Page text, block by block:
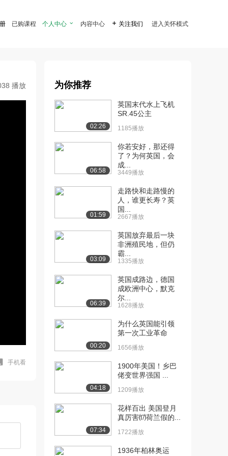
已购课程 个人中心  内容中心  关注我们 进入关怀模式
播放
手机看
为你推荐
02:26
英国末代水上飞机
SR.45公主
1185播放
06:58
你若安好，那还得
了？为何英国，会
成...
3449播放
01:59
走路快和走路慢的
人，谁更长寿？英
国...
2667播放
03:09
英国放弃最后一块
非洲殖民地，但仍
霸...
1335播放
06:39
英国成路边，德国
成欧洲中心，默克
尔...
1628播放
00:20
为什么英国能引领
第一次工业革命
1656播放
04:18
1900年美国！乡巴
佬变世界强国 ...
1209播放
07:34
花样百出 美国登月
真厉害⒄荷兰假的...
1722播放
1936年柏林奥运